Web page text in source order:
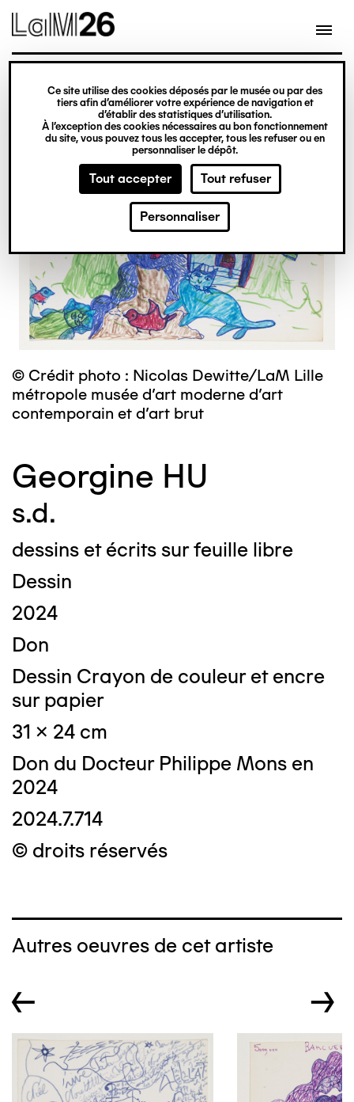
Gestion des cookies
Ce site utilise des cookies déposés par le musée ou par des
tiers afin d’améliorer votre expérience de navigation et
d’établir des statistiques d’utilisation.
À l’exception des cookies nécessaires au bon fonctionnement
du site, vous pouvez tous les accepter, tous les refuser ou en
personnaliser le dépôt.
Tout accepter Tout refuser
Personnaliser
contenu
© Crédit photo : Nicolas Dewitte/LaM Lille
métropole musée d’art moderne d’art
contemporain et d’art brut
Georgine HU
s.d.
dessins et écrits sur feuille libre
Dessin
2024
Don
Dessin Crayon de couleur et encre
sur papier
31 x 24 cm
Don du Docteur Philippe Mons en
2024
2024.7.714
© droits réservés
Autres oeuvres de cet artiste
← →